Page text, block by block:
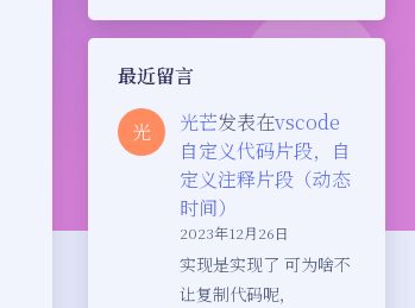
最近留言
光 光芒发表在vscode
自定义代码片段，自
定义注释片段（动态
时间）
2023年12月26日
实现是实现了 可为啥不
让复制代码呢，